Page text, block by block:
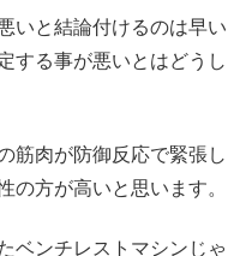
いと結論付けるのは早い
する事が悪いとはどうし
筋肉が防御反応で緊張し
の方が高いと思います。
ベンチレストマシンじゃ